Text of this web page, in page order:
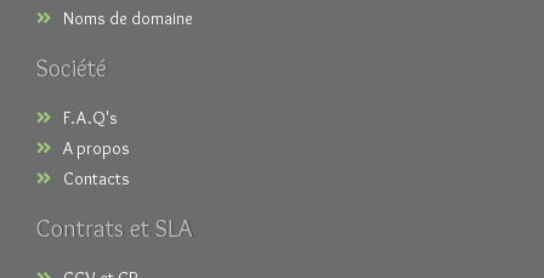
Noms de domaine
Société
F.A.Q's
A propos
Contacts
Contrats et SLA